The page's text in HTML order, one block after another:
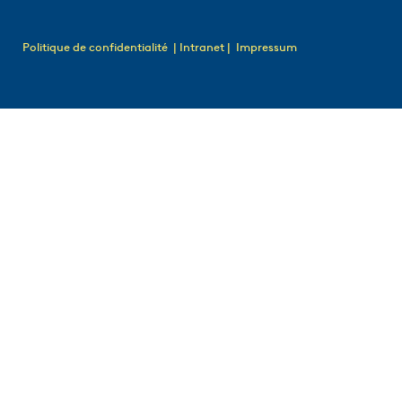
Politique de confidentialité | Intranet | Impressum